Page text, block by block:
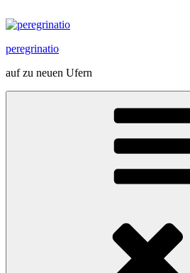
Inhalt
peregrinatio
auf zu neuen Ufern